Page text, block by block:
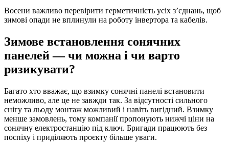
Восени важливо перевірити герметичність усіх з’єднань, щоб
зимові опади не вплинули на роботу інвертора та кабелів.
Зимове встановлення сонячних
панелей — чи можна і чи варто
ризикувати?
Багато хто вважає, що взимку сонячні панелі встановити
неможливо, але це не завжди так. За відсутності сильного
снігу та льоду монтаж можливий і навіть вигідний. Взимку
менше замовлень, тому компанії пропонують нижчі ціни на
сонячну електростанцію під ключ. Бригади працюють без
поспіху і приділяють проєкту більше уваги.